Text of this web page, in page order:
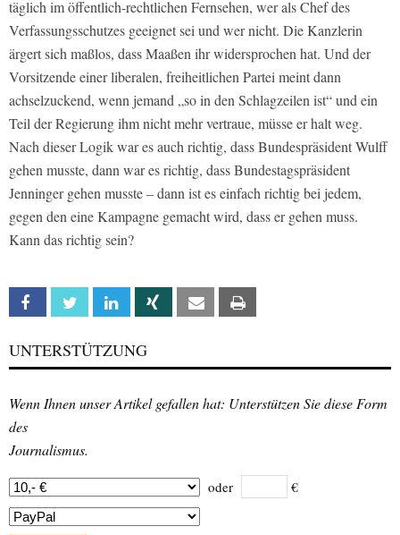
täglich im öffentlich-rechtlichen Fernsehen, wer als Chef des
Verfassungsschutzes geeignet sei und wer nicht. Die Kanzlerin
ärgert sich maßlos, dass Maaßen ihr widersprochen hat. Und der
Vorsitzende einer liberalen, freiheitlichen Partei meint dann
achselzuckend, wenn jemand „so in den Schlagzeilen ist“ und ein
Teil der Regierung ihm nicht mehr vertraue, müsse er halt weg.
Nach dieser Logik war es auch richtig, dass Bundespräsident Wulff
gehen musste, dann war es richtig, dass Bundestagspräsident
Jenninger gehen musste – dann ist es einfach richtig bei jedem,
gegen den eine Kampagne gemacht wird, dass er gehen muss.
Kann das richtig sein?
Facebook Twitter Linkedin Xing Email
UNTERSTÜTZUNG
Wenn Ihnen unser Artikel gefallen hat: Unterstützen Sie diese Form
des
Journalismus.
oder €